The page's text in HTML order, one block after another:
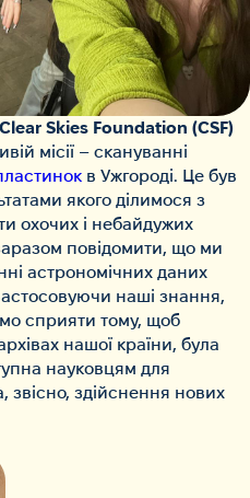
Clear Skies Foundation (CSF)
місії – скануванні
в Ужгороді. Це був
якого ділимося з
охочих і небайдужих
повідомити, що ми
астрономічних даних
наші знання,
сприяти тому, щоб
нашої країни, була
науковцям для
здійснення нових